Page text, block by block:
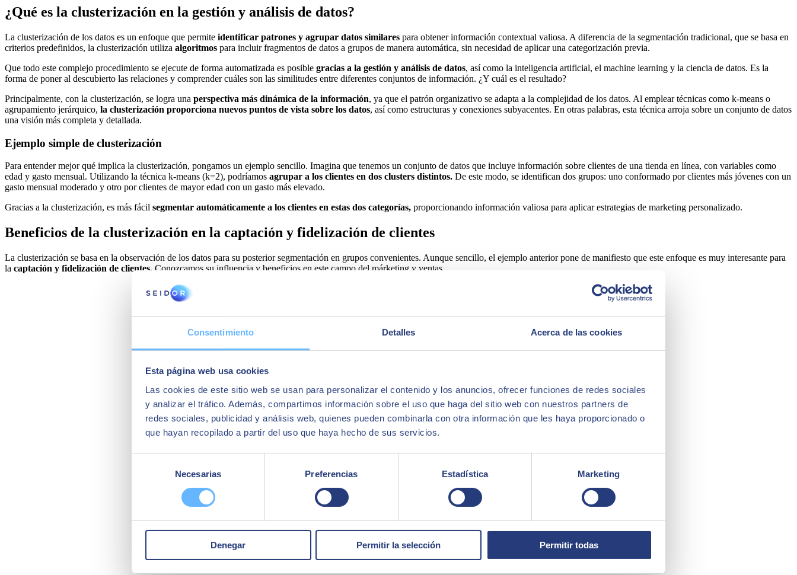
Consentimiento Detalles Acerca de las cookies
Esta página web usa cookies
Las cookies de este sitio web se usan para personalizar el contenido y los anuncios, ofrecer funciones de redes sociales
y analizar el tráfico. Además, compartimos información sobre el uso que haga del sitio web con nuestros partners de
redes sociales, publicidad y análisis web, quienes pueden combinarla con otra información que les haya proporcionado o
que hayan recopilado a partir del uso que haya hecho de sus servicios.
consentimiento
Necesarias Preferencias Estadística Marketing
Denegar Permitir la selección Permitir todas
¿Qué es la clusterización en la gestión y análisis de datos?
La clusterización de los datos es un enfoque que permite identificar patrones y agrupar datos similares para obtener información contextual valiosa. A diferencia de la segmentación tradicional, que se basa en
criterios predefinidos, la clusterización utiliza algoritmos para incluir fragmentos de datos a grupos de manera automática, sin necesidad de aplicar una categorización previa.
Que todo este complejo procedimiento se ejecute de forma automatizada es posible gracias a la gestión y análisis de datos, así como la inteligencia artificial, el machine learning y la ciencia de datos. Es la
forma de poner al descubierto las relaciones y comprender cuáles son las similitudes entre diferentes conjuntos de información. ¿Y cuál es el resultado?
Principalmente, con la clusterización, se logra una perspectiva más dinámica de la información, ya que el patrón organizativo se adapta a la complejidad de los datos. Al emplear técnicas como k-means o
agrupamiento jerárquico, la clusterización proporciona nuevos puntos de vista sobre los datos, así como estructuras y conexiones subyacentes. En otras palabras, esta técnica arroja sobre un conjunto de datos
una visión más completa y detallada.
Ejemplo simple de clusterización
Para entender mejor qué implica la clusterización, pongamos un ejemplo sencillo. Imagina que tenemos un conjunto de datos que incluye información sobre clientes de una tienda en línea, con variables como
edad y gasto mensual. Utilizando la técnica k-means (k=2), podríamos agrupar a los clientes en dos clusters distintos. De este modo, se identifican dos grupos: uno conformado por clientes más jóvenes con un
gasto mensual moderado y otro por clientes de mayor edad con un gasto más elevado.
Gracias a la clusterización, es más fácil segmentar automáticamente a los clientes en estas dos categorías, proporcionando información valiosa para aplicar estrategias de marketing personalizado.
Beneficios de la clusterización en la captación y fidelización de clientes
La clusterización se basa en la observación de los datos para su posterior segmentación en grupos convenientes. Aunque sencillo, el ejemplo anterior pone de manifiesto que este enfoque es muy interesante para
la captación y fidelización de clientes. Conozcamos su influencia y beneficios en este campo del márketing y ventas.